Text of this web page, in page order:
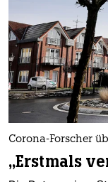
Corona-Forscher
„Erstmals